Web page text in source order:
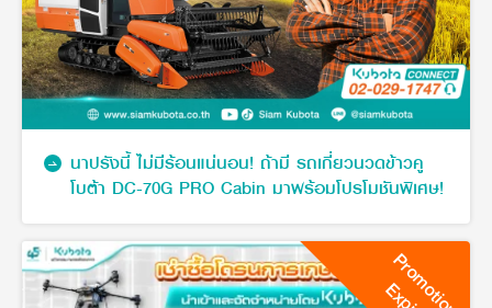
นาปรังนี้ ไม่มีร้อนแน่นอน! ถ้ามี รถเกี่ยวนวดข้าวคู
โบต้า DC-70G PRO Cabin มาพร้อมโปรโมชันพิเศษ!
Promotion